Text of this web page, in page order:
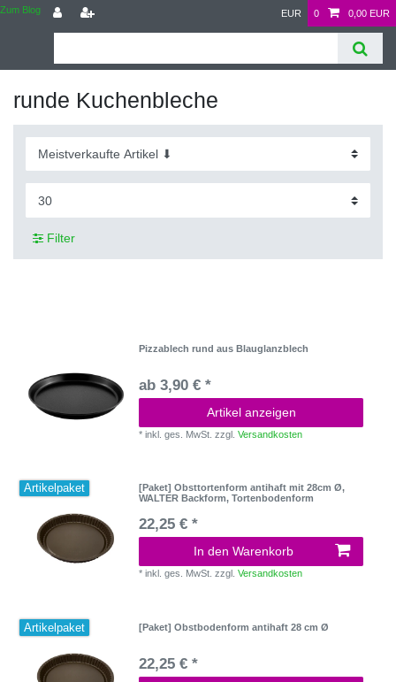
Zum Blog EUR 0 0,00 EUR
runde Kuchenbleche
Filter
Pizzablech rund aus Blauglanzblech
ab 3,90 € *
Artikel anzeigen
*inkl. ges. MwSt. zzgl.Versandkosten
Artikelpaket
[Paket] Obsttortenform antihaft mit 28cm Ø,
WALTER Backform, Tortenbodenform
22,25 € *
In den Warenkorb
*inkl. ges. MwSt. zzgl.Versandkosten
Artikelpaket [Paket] Obstbodenform antihaft 28 cm Ø
22,25 € *